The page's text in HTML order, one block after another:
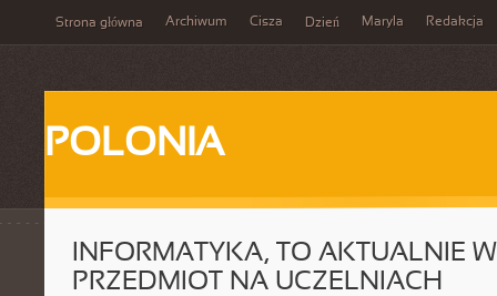
Strona główna Archiwum Cisza Dzień Maryla Redakcja
POLONIA
INFORMATYKA, TO AKTUALNIE
PRZEDMIOT NA UCZELNIACH